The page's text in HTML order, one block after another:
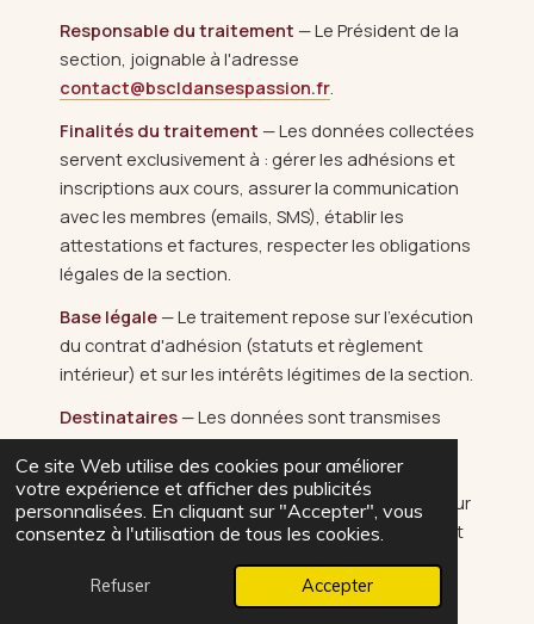
Ce site Web utilise des cookies pour améliorer
votre expérience et afficher des publicités
personnalisées. En cliquant sur "Accepter", vous
consentez à l'utilisation de tous les cookies.
Refuser Accepter
Responsable du traitement — Le Président de la
section, joignable à l'adresse
contact@bscldansespassion.fr
Finalités du traitement — Les données collectées
servent exclusivement à : gérer les adhésions et
inscriptions aux cours, assurer la communication
avec les membres (emails, SMS), établir les
attestations et factures, respecter les obligations
légales de la section.
Base légale — Le traitement repose sur l'exécution
du contrat d'adhésion (statuts et règlement
intérieur) et sur les intérêts légitimes de la section.
Destinataires — Les données sont transmises
uniquement : au Bureau de la section, au
prestataire Viviarto (gestion administrative), au
prestataire Stripe (paiement en ligne), à l'assureur
de la section en cas de sinistre, et le cas échéant
aux autorités judiciaires ou administratives.
Durée de conservation— Les données